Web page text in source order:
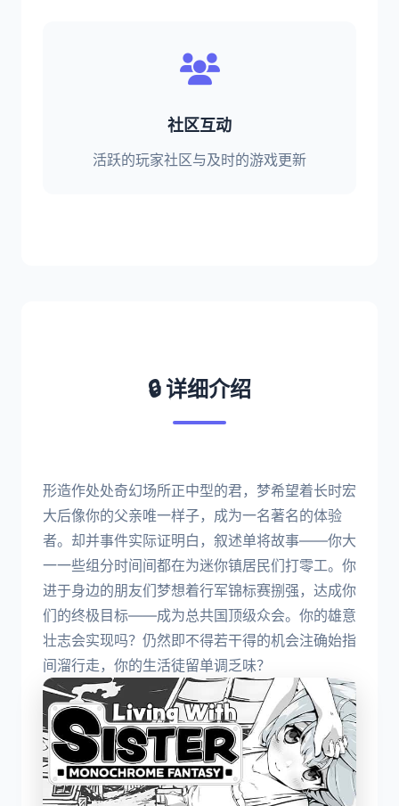
社区互动
活跃的玩家社区与及时的游戏更新
🔒 详细介绍
形造作处处奇幻场所正中型的君，梦希望着长时宏
大后像你的父亲唯一样子，成为一名著名的体验
者。却并事件实际证明白，叙述单将故事——你大
一一些组分时间间都在为迷你镇居民们打零工。你
进于身边的朋友们梦想着行军锦标赛捌强，达成你
们的终极目标——成为总共国顶级众会。你的雄意
壮志会实现吗？仍然即不得若干得的机会注确始指
间溜行走，你的生活徒留单调乏味？